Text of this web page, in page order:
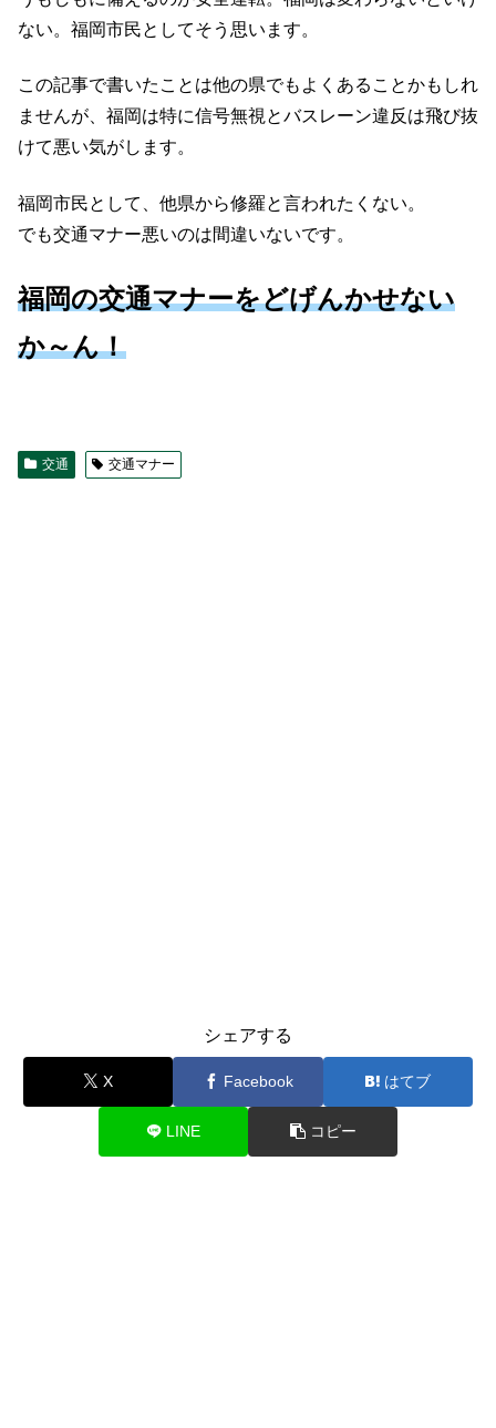
ない。福岡市民としてそう思います。
この記事で書いたことは他の県でもよくあることかもしれ
ませんが、福岡は特に信号無視とバスレーン違反は飛び抜
けて悪い気がします。
福岡市民として、他県から修羅と言われたくない。
でも交通マナー悪いのは間違いないです。
福岡の交通マナーをどげんかせない
か～ん！
交通 交通マナー
シェアする
X Facebook はてブ
LINE コピー